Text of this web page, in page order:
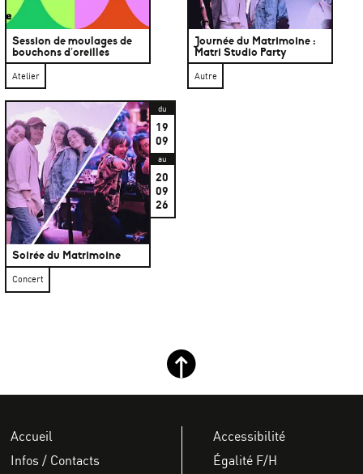
Session de moulages de
bouchons d’oreilles
Atelier
Journée du Matrimoine :
Matri Studio Party
Autre
Soirée du Matrimoine
du
19
09
au
20
09
26
Concert
Retour haut de page
Accueil
Infos / Contacts
Accessibilité
Égalité F/H